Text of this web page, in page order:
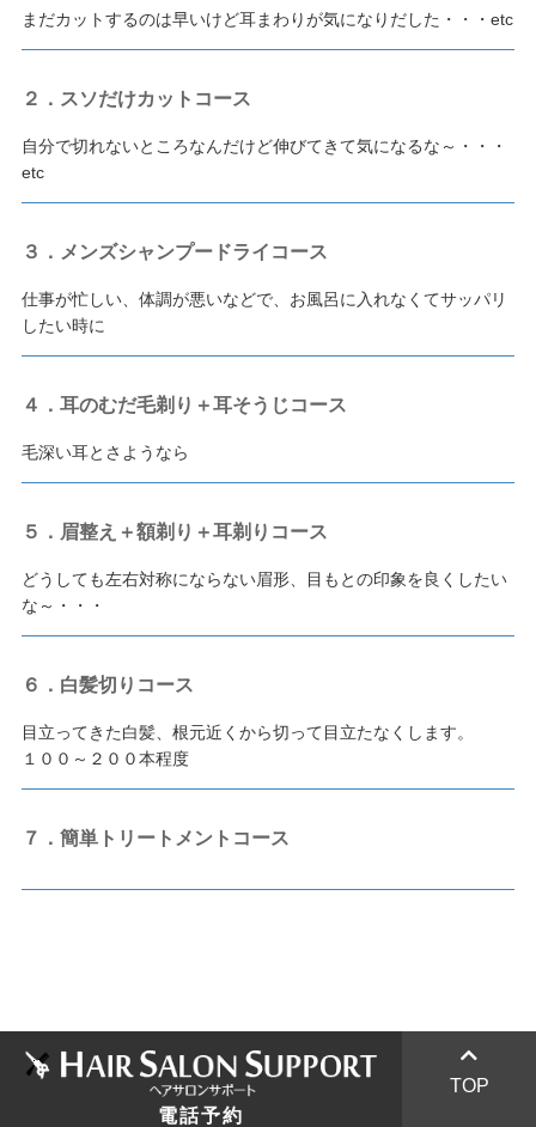
まだカットするのは早いけど耳まわりが気になりだした・・・etc
２．スソだけカットコース
自分で切れないところなんだけど伸びてきて気になるな～・・・
etc
３．メンズシャンプードライコース
仕事が忙しい、体調が悪いなどで、お風呂に入れなくてサッパリ
したい時に
４．耳のむだ毛剃り＋耳そうじコース
毛深い耳とさようなら
５．眉整え＋額剃り＋耳剃りコース
どうしても左右対称にならない眉形、目もとの印象を良くしたい
な～・・・
６．白髪切りコース
目立ってきた白髪、根元近くから切って目立たなくします。
１００～２００本程度
７．簡単トリートメントコース
電話予約
047-433-7886
047-423-7446
TOP